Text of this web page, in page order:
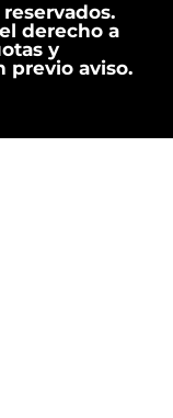
derecho a
y
previo aviso.